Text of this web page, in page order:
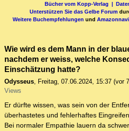
Bücher vom Kopp-Verlag |
Unterstützen Sie das Gelbe Forum
Weitere Buchempfehlungen und
Wie wird es dem Mann in der
nachdem er weiss, welche
Einschätzung hatte?
Odysseus, Freitag, 07.06.2024, 15:37 (vor
Views
Er dürfte wissen, was sein von der
überhastetes und fehlerhaftes
Bei normaler Empathie lauern da